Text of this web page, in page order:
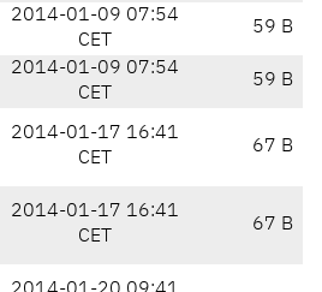
2014-01-09 07:54
CET
59 B
2014-01-09 07:54
CET
59 B
2014-01-17 16:41
CET
67 B
2014-01-17 16:41
CET
67 B